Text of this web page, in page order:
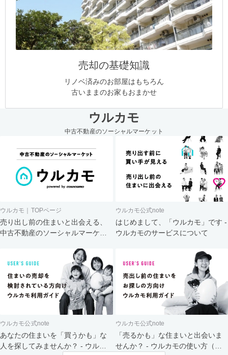
売却の基礎知識
リノベ済みのお部屋はもちろん
古いままのお家もおまかせ
ウルカモ
中古不動産のソーシャルマーケット
ウルカモ｜TOPページ
売り出し前の住まいと出会える、
中古不動産のソーシャルマーケッ
ウルカモ公式note
はじめまして、「ウルカモ」です -
ウルカモのサービスについて
ウルカモ公式note
あなたの住まいを「買うかも」な
人を探してみませんか？ - ウルカ
ウルカモ公式note
「売るかも」な住まいと出会いま
せんか？ - ウルカモの使い方（買